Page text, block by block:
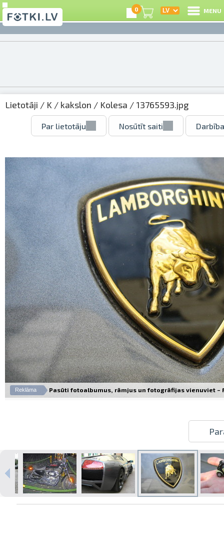
Izdrukas 1h laikā Rīgā – pasūtiet
tiešsaistē
Dažādi formāti un papīra veidi
0 MENU
Lietotāji / K / kakslon / Kolesa / 13765593.jpg
Par lietotāju Nosūtīt saiti
Reklāma Pasūti fotoalbumus, rāmjus un fotogrāfijas vienuviet –